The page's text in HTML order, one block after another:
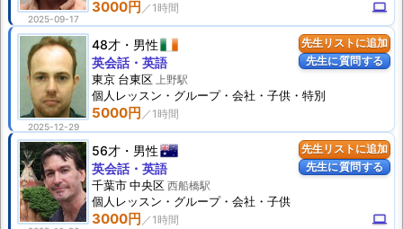
2025-09-17
3000円 computer
先生リストに追加
先生に質問する
2025-12-29
48才 男性
5000円
英会話・英語
東京 台東区 上野駅
個人 レッスン ・グループ・会社・子供・特別
先生リストに追加
先生に質問する
56才 男性
3000円 computer
英会話・英語
千葉市 中央区 西船橋駅
個人 レッスン ・グループ・会社・子供